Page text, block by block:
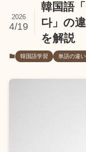
韓国語
다」の
を解説
2026
4/19
韓国語学習 単語の違い